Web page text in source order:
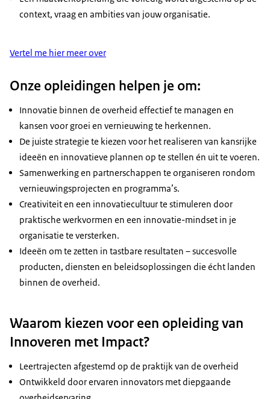
context, vraag en ambities van jouw organisatie.
Vertel me hier meer over
Onze opleidingen helpen je om:
Innovatie binnen de overheid effectief te managen en
kansen voor groei en vernieuwing te herkennen.
De juiste strategie te kiezen voor het realiseren van kansrijke
ideeën en innovatieve plannen op te stellen én uit te voeren.
Samenwerking en partnerschappen te organiseren rondom
vernieuwingsprojecten en programma’s.
Creativiteit en een innovatiecultuur te stimuleren door
praktische werkvormen en een innovatie-mindset in je
organisatie te versterken.
Ideeën om te zetten in tastbare resultaten – succesvolle
producten, diensten en beleidsoplossingen die écht landen
binnen de overheid.
Waarom kiezen voor een opleiding van
Innoveren met Impact?
Leertrajecten afgestemd op de praktijk van de overheid
Ontwikkeld door ervaren innovators met diepgaande